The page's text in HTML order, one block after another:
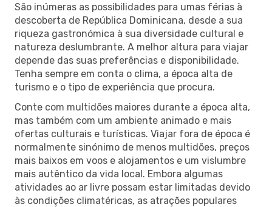
São inúmeras as possibilidades para umas férias à
descoberta de República Dominicana, desde a sua
riqueza gastronómica à sua diversidade cultural e
natureza deslumbrante. A melhor altura para viajar
depende das suas preferências e disponibilidade.
Tenha sempre em conta o clima, a época alta de
turismo e o tipo de experiência que procura.
Conte com multidões maiores durante a época alta,
mas também com um ambiente animado e mais
ofertas culturais e turísticas. Viajar fora de época é
normalmente sinónimo de menos multidões, preços
mais baixos em voos e alojamentos e um vislumbre
mais autêntico da vida local. Embora algumas
atividades ao ar livre possam estar limitadas devido
às condições climatéricas, as atrações populares